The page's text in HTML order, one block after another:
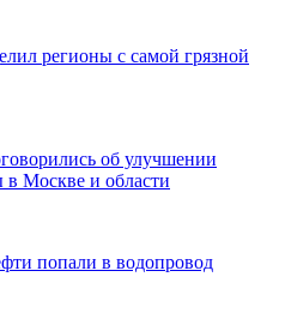
регионы с самой грязной
об улучшении
в Москве и области
попали в водопровод